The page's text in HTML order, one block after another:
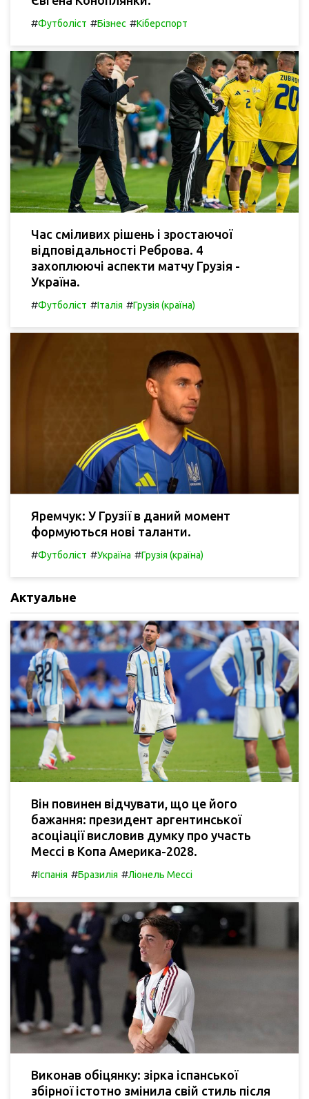
#Футболіст #Бізнес #Кіберспорт
Час сміливих рішень і зростаючої
відповідальності Реброва. 4
захоплюючі аспекти матчу Грузія -
Україна.
#Футболіст #Італія #Грузія (країна)
Яремчук: У Грузії в даний момент
формуються нові таланти.
#Футболіст #Україна #Грузія (країна)
Актуальне
Він повинен відчувати, що це його
бажання: президент аргентинської
асоціації висловив думку про участь
Мессі в Копа Америка-2028.
#Іспанія #Бразилія #Ліонель Мессі
Виконав обіцянку: зірка іспанської
збірної істотно змінила свій стиль після